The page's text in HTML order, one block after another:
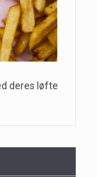
deres løfte